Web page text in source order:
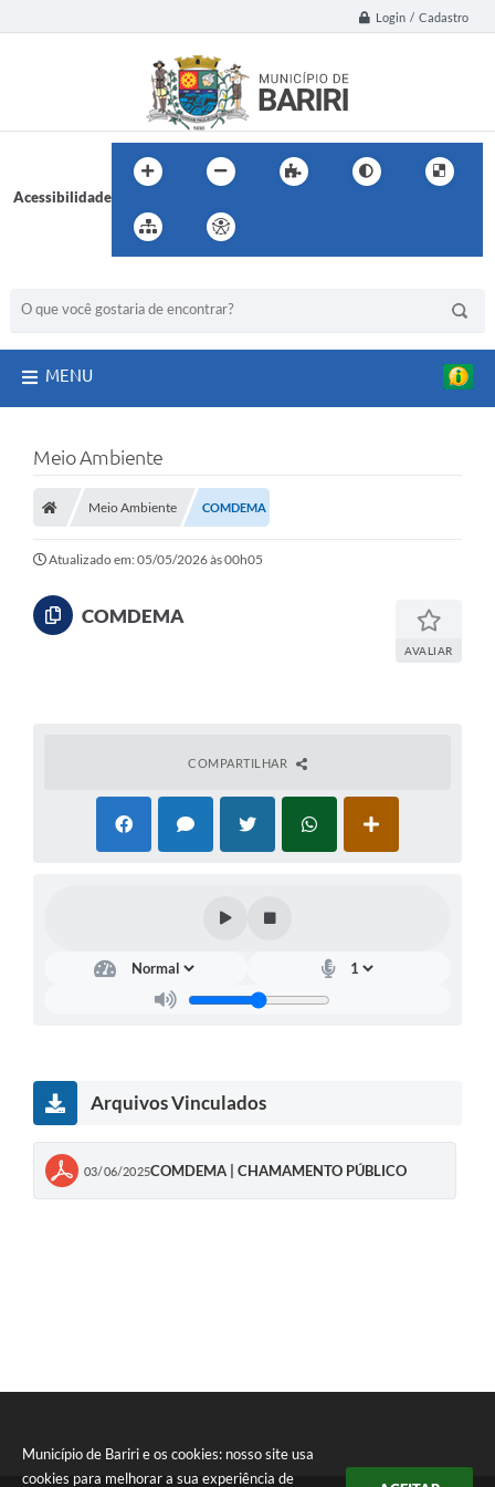
Município de Bariri e os cookies: nosso site usa
cookies para melhorar a sua experiência de
Login / Cadastro
Acessibilidade
MENU
Meio Ambiente
Meio Ambiente COMDEMA
Atualizado em: 05/05/2026 às 00h05
COMDEMA
AVALIAR
COMPARTILHAR
Arquivos Vinculados
03/06/2025COMDEMA | CHAMAMENTO PÚBLICO